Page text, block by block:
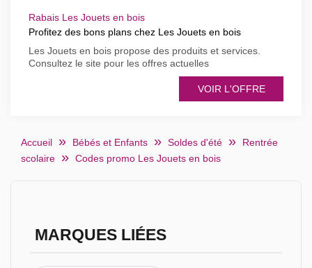
Rabais Les Jouets en bois
Profitez des bons plans chez Les Jouets en bois
Les Jouets en bois propose des produits et services.
Consultez le site pour les offres actuelles
VOIR L'OFFRE
Accueil Bébés et Enfants Soldes d'été
Rentrée
scolaire
Codes promo Les Jouets en bois
MARQUES LIÉES